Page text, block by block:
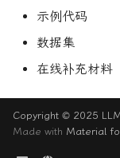
示例代码
数据集
在线补充材料
Copyright © 2025
Made with Material